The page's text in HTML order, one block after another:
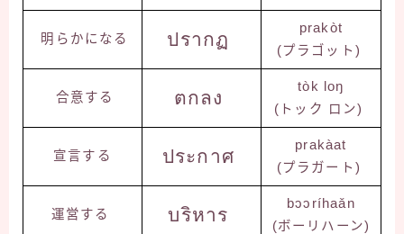
明らかになる ปรากฏ
prakòt
(プラゴット)
合意する ตกลง
tòk loŋ
(トック ロン)
宣言する ประกาศ
prakàat
(プラガート)
運営する บริหาร
bɔɔríhaǎn
(ボーリハーン)